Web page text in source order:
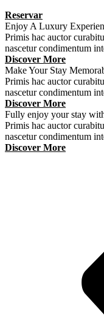
Reservar
Enjoy A Luxury
Primis hac auctor
nascetur condimentum
Discover More
Make Your Stay
Primis hac auctor
nascetur condimentum
Discover More
Fully enjoy your stay
Primis hac auctor
nascetur condimentum
Discover More